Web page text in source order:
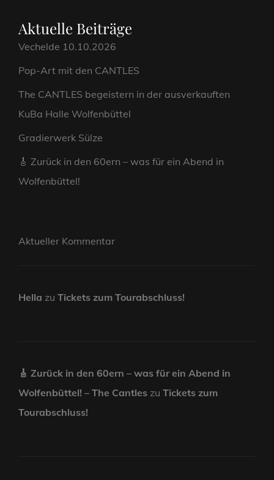
AUF
UNSER
IN
BRAUNSCHWEIGER
ZEITUNG
Aktuelle Beiträge
Vechelde 10.10.2026
Pop-Art mit den CANTLES
The CANTLES begeistern in der ausverkauften
KuBa Halle Wolfenbüttel
Gradierwerk Sülze
🎸 Zurück in den 60ern – was für ein Abend in
Wolfenbüttel!
Aktueller Kommentar
Hella zu Tickets zum Tourabschluss!
🎸 Zurück in den 60ern – was für ein Abend in
Wolfenbüttel! – The Cantles zu Tickets zum
Tourabschluss!